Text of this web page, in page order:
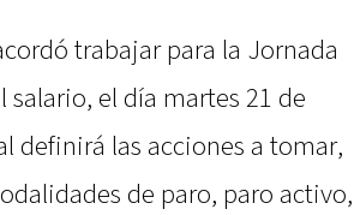
trabajar para la Jornada
salario, el día martes 21 de
definirá las acciones a tomar,
de paro, paro activo,